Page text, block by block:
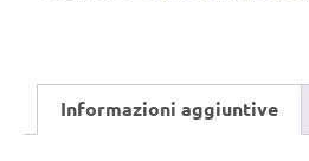
Informazioni aggiuntive